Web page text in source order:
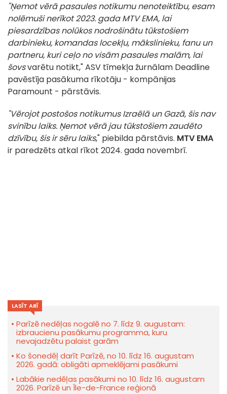
"Ņemot vērā pasaules notikumu nenoteiktību, esam
nolēmuši nerīkot 2023. gada MTV EMA, lai
piesardzības nolūkos nodrošinātu tūkstošiem
darbinieku, komandas locekļu, mākslinieku, fanu un
partneru, kuri ceļo no visām pasaules malām, lai
šovsvarētu notikt," ASV tīmekļa žurnālam Deadline
pavēstīja pasākuma rīkotāju - kompānijas
Paramount - pārstāvis.
"Vērojot postošos notikumus Izraēlā un Gazā, šis nav
svinību laiks. Ņemot vērā jau tūkstošiem zaudēto
dzīvību, šis ir sēru laiks," piebilda pārstāvis. MTV EMA
ir paredzēts atkal rīkot 2024. gada novembrī.
LASĪT ARĪ
Parīzē nedēļas nogalē no 7. līdz 9. augustam:
izbraucienu pasākumu programma, kuru
nevajadzētu palaist garām
Ko šonedēļ darīt Parīzē, no 10. līdz 16. augustam
2026. gadā: obligāti apmeklējami pasākumi
Labākie nedēļas pasākumi no 10. līdz 16. augustam
2026. Parīzē un Île-de-France reģionā